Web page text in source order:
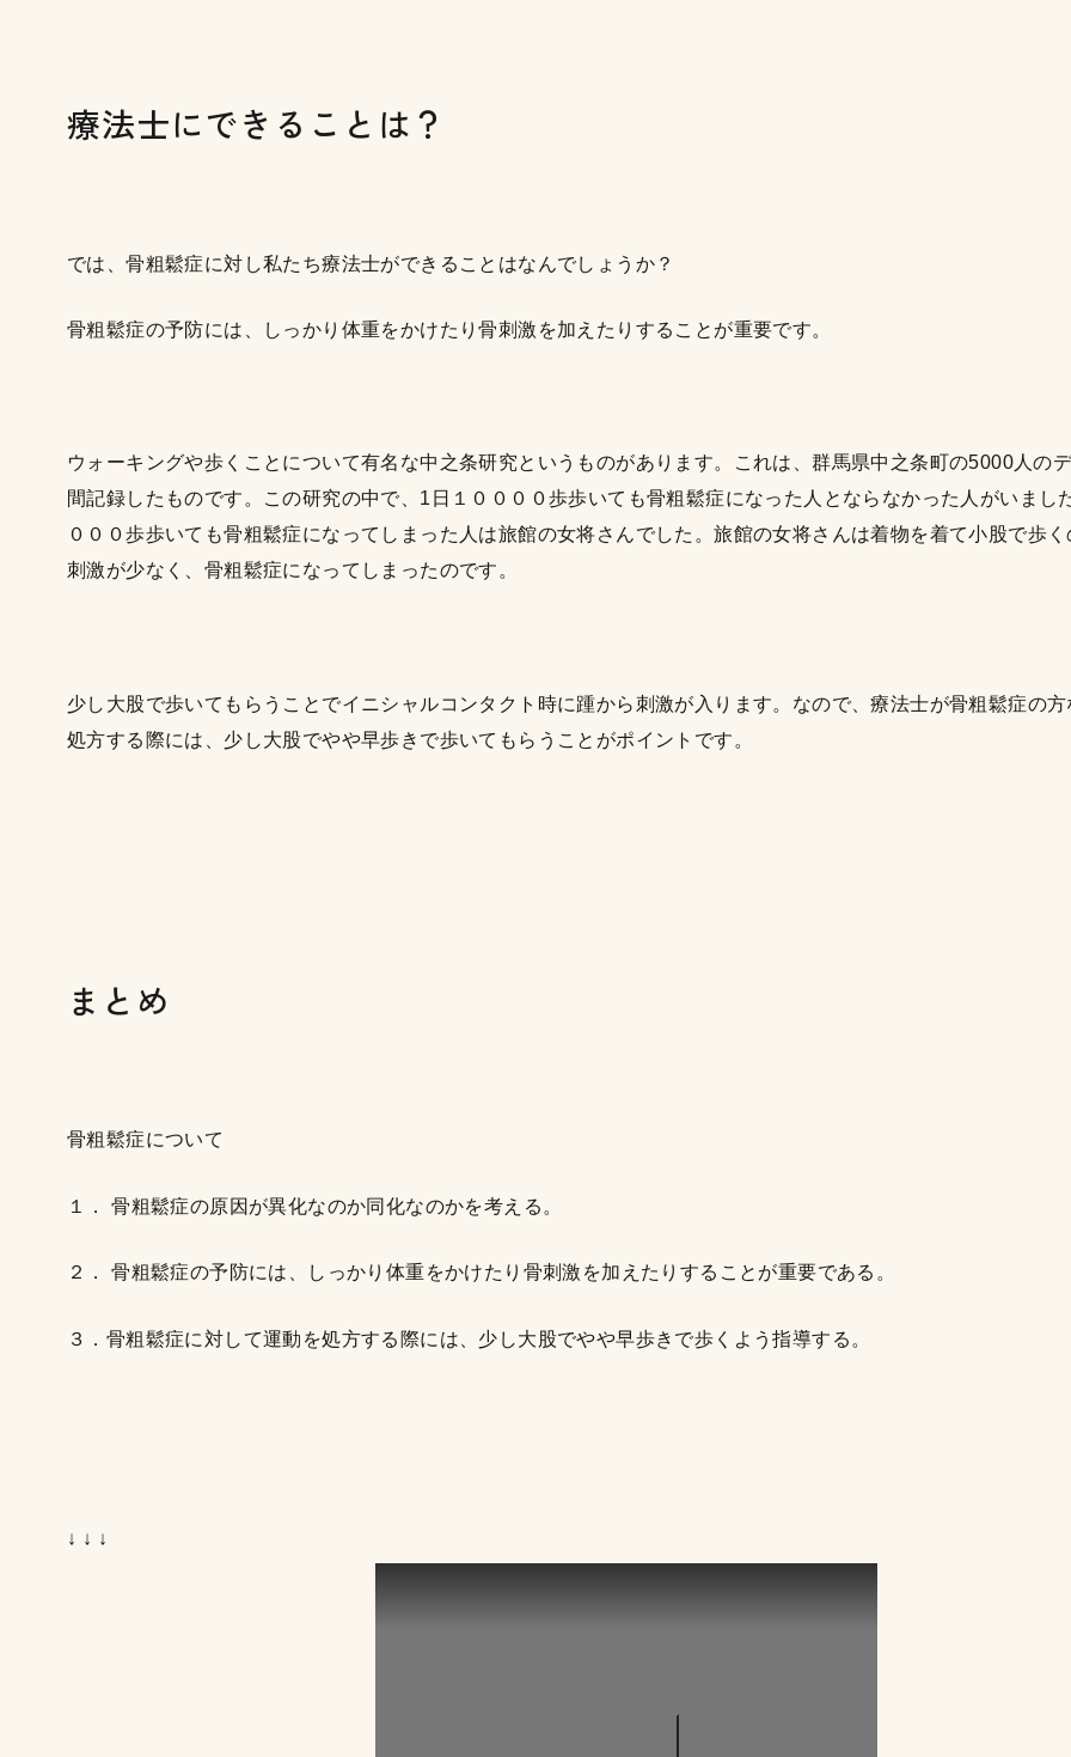
療法士にできることは？
では、骨粗鬆症に対し私たち療法士ができることはなんでしょうか？
骨粗鬆症の予防には、しっかり体重をかけたり骨刺激を加えたりすることが重要です。
ウォーキングや歩くことについて有名な中之条研究というものがあります。これは、群馬県中之条町の5000人の
間記録したものです。この研究の中で、1日１００００歩歩いても骨粗鬆症になった人とならなかった人がいまし
０００歩歩いても骨粗鬆症になってしまった人は旅館の女将さんでした。旅館の女将さんは着物を着て小股で歩
刺激が少なく、骨粗鬆症になってしまったのです。
少し大股で歩いてもらうことでイニシャルコンタクト時に踵から刺激が入ります。なので、療法士が骨粗鬆症の方
処方する際には、少し大股でやや早歩きで歩いてもらうことがポイントです。
まとめ
骨粗鬆症について
１． 骨粗鬆症の原因が異化なのか同化なのかを考える。
２． 骨粗鬆症の予防には、しっかり体重をかけたり骨刺激を加えたりすることが重要である。
３．骨粗鬆症に対して運動を処方する際には、少し大股でやや早歩きで歩くよう指導する。
↓ ↓ ↓